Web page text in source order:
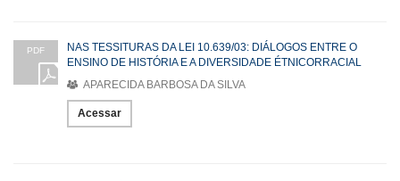
PDF
NAS TESSITURAS DA LEI 10.639/03: DIÁLOGOS ENTRE O
ENSINO DE HISTÓRIA E A DIVERSIDADE ÉTNICORRACIAL
APARECIDA BARBOSA DA SILVA
Acessar